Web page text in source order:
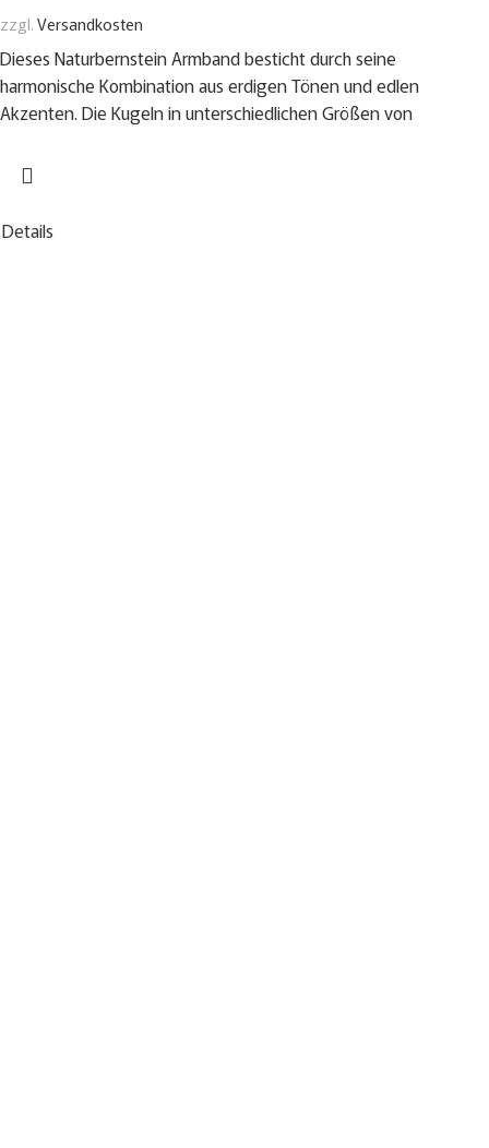
zzgl.Versandkosten
Dieses Naturbernstein Armband besticht durch seine
harmonische Kombination aus erdigen Tönen und edlen
Akzenten. Die Kugeln in unterschiedlichen Größen von
Details